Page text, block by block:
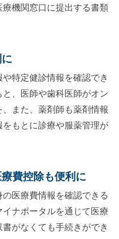
機関窓口に提出する書類
特定健診情報を確認でき
、医師や歯科医師がオン
また、薬剤師も薬剤情報
もとに診療や服薬管理が
費控除も便利に
医療費情報を確認できる
ナポータルを通じて医療
がなくても手続きができ